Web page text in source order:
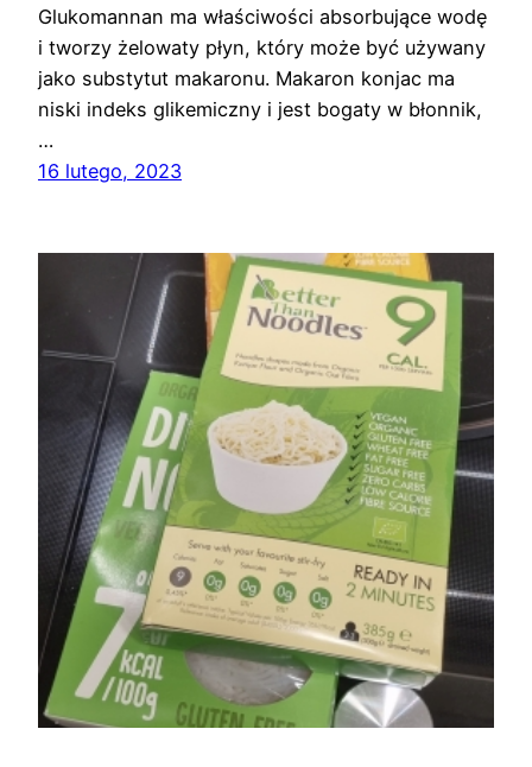
Glukomannan ma właściwości absorbujące wodę
i tworzy żelowaty płyn, który może być używany
jako substytut makaronu. Makaron konjac ma
niski indeks glikemiczny i jest bogaty w błonnik,
…
16 lutego, 2023